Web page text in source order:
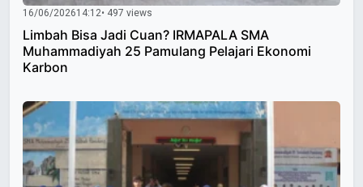
16/06/202614:12• 497 views
Limbah Bisa Jadi Cuan? IRMAPALA SMA
Muhammadiyah 25 Pamulang Pelajari Ekonomi
Karbon